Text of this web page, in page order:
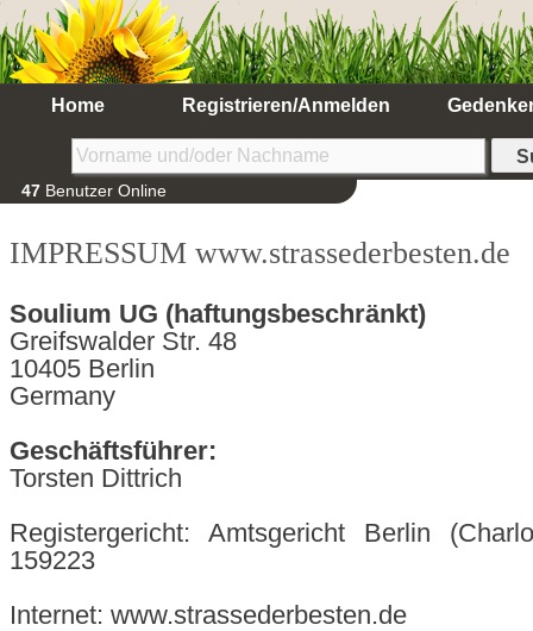
Home Registrieren/Anmelden
47 Benutzer Online
IMPRESSUM www.strassederbesten.de
Soulium UG (haftungsbeschränkt)
Greifswalder Str. 48
10405 Berlin
Germany
Geschäftsführer:
Torsten Dittrich
Registergericht: Amtsgericht Berlin
159223
Internet: www.strassederbesten.de